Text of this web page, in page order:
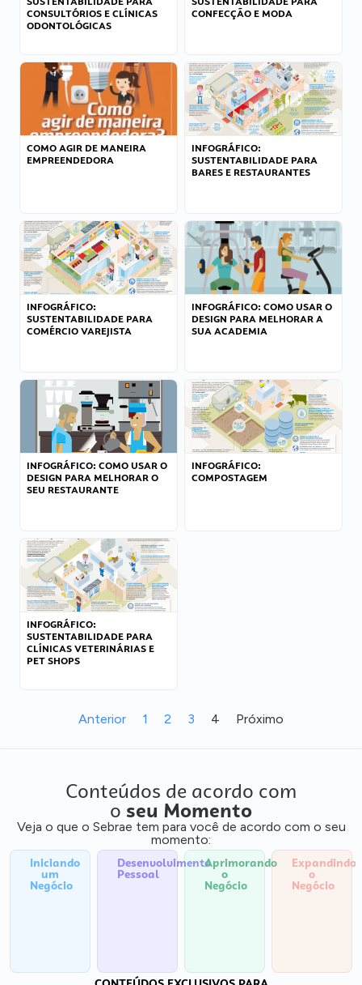
CONSULTÓRIOS E CLÍNICAS
ODONTOLÓGICAS
CONFECÇÃO E MODA
COMO AGIR DE MANEIRA
EMPREENDEDORA
INFOGRÁFICO:
SUSTENTABILIDADE PARA
BARES E RESTAURANTES
INFOGRÁFICO:
SUSTENTABILIDADE PARA
COMÉRCIO VAREJISTA
INFOGRÁFICO: COMO USAR O
DESIGN PARA MELHORAR A
SUA ACADEMIA
INFOGRÁFICO: COMO USAR O
DESIGN PARA MELHORAR O
SEU RESTAURANTE
INFOGRÁFICO:
COMPOSTAGEM
INFOGRÁFICO:
SUSTENTABILIDADE PARA
CLÍNICAS VETERINÁRIAS E
PET SHOPS
Anterior 1 2 3 4 Próximo
Conteúdos de acordo com
o seu Momento
Veja o que o Sebrae tem para você de acordo com o seu
momento:
Iniciando
um
Negócio
Desenvolvimento
Pessoal
Aprimorando
o
Negócio
Expandindo
o
Negócio